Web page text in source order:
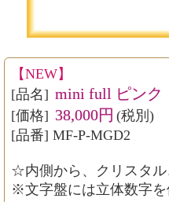
【NEW】
[品名] mini full ピンク
[価格] 38,000円 (税別)
[品番] MF-P-MGD2
☆内側から、クリスタル
※文字盤には立体数字を